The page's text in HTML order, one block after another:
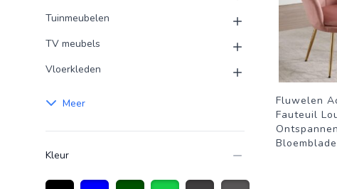
Tuinmeubelen
TV meubels
Vloerkleden
Meer
Kleur
Fluwelen
Fauteuil